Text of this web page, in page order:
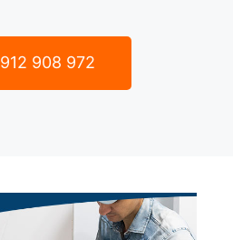
912 908 972